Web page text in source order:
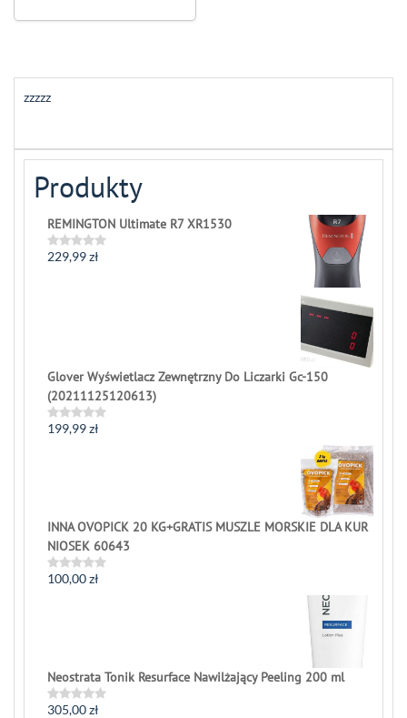
zzzzz
Produkty
REMINGTON Ultimate R7 XR1530
Rated
229,99zł
Glover Wyświetlacz Zewnętrzny Do Liczarki Gc-150
(20211125120613)
Rated
199,99zł
INNA OVOPICK 20 KG+GRATIS MUSZLE MORSKIE DLA KUR
NIOSEK 60643
Rated
100,00zł
Neostrata Tonik Resurface Nawilżający Peeling 200 ml
Rated
305,00zł